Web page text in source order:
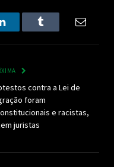
LinkedInTumblr
contra a Lei de
foram
e racistas,
juristas